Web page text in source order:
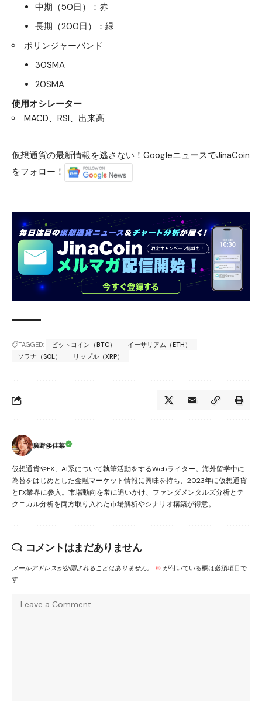
中期（50日）：赤
長期（200日）：緑
ボリンジャーバンド
30SMA
20SMA
使用オシレーター
MACD、RSI、出来高
仮想通貨の最新情報を逃さない！GoogleニュースでJinaCoin
をフォロー！
TAGGED: ビットコイン（BTC）
イーサリアム（ETH）
ソラナ（SOL）
リップル（XRP）
廣野倭佳菜
仮想通貨やFX、AI系について執筆活動をするWebライター。海外留学中に
為替をはじめとした金融マーケット情報に興味を持ち、2023年に仮想通貨
とFX業界に参入。市場動向を常に追いかけ、ファンダメンタルズ分析とテ
クニカル分析を両方取り入れた市場解析やシナリオ構築が得意。
コメントはまだありません
メールアドレスが公開されることはありません。 ※ が付いている欄は必須項目で
す